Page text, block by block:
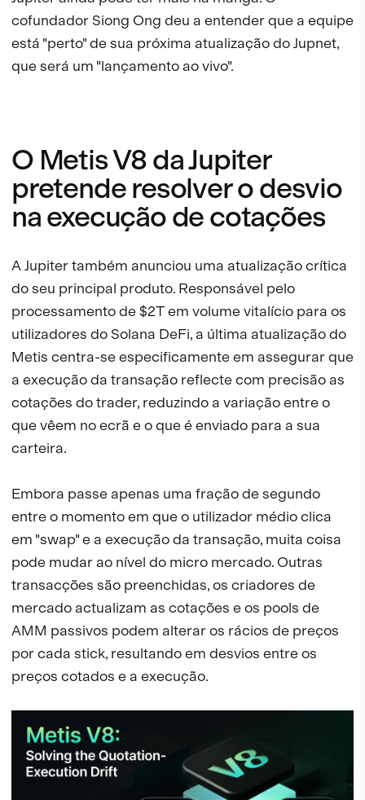
cofundador Siong Ong deu a entender que a equipe
está "perto" de sua próxima atualização do Jupnet,
que será um "lançamento ao vivo".
O Metis V8 da Jupiter
pretende resolver o desvio
na execução de cotações
A Jupiter também anunciou uma atualização crítica
do seu principal produto. Responsável pelo
processamento de $2T em volume vitalício para os
utilizadores do Solana DeFi, a última atualização do
Metis centra-se especificamente em assegurar que
a execução da transação reflecte com precisão as
cotações do trader, reduzindo a variação entre o
que vêem no ecrã e o que é enviado para a sua
carteira.
Embora passe apenas uma fração de segundo
entre o momento em que o utilizador médio clica
em "swap" e a execução da transação, muita coisa
pode mudar ao nível do micro mercado. Outras
transacções são preenchidas, os criadores de
mercado actualizam as cotações e os pools de
AMM passivos podem alterar os rácios de preços
por cada stick, resultando em desvios entre os
preços cotados e a execução.